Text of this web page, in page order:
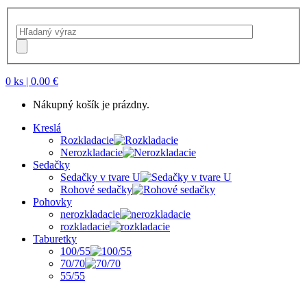
0 ks | 0.00 €
Nákupný košík je prázdny.
Kreslá
Rozkladacie
Nerozkladacie
Sedačky
Sedačky v tvare U
Rohové sedačky
Pohovky
nerozkladacie
rozkladacie
Taburetky
100/55
70/70
55/55